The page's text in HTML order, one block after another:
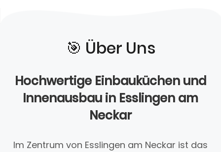
🎯️ Über Uns
Hochwertige Einbauküchen und
Innenausbau in Esslingen am
Neckar
Im Zentrum von Esslingen am Neckar ist das